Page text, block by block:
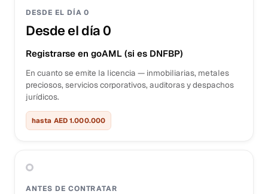
DESDE EL DÍA 0
Desde el día 0
Registrarse en goAML (si es DNFBP)
En cuanto se emite la licencia — inmobiliarias, metales
preciosos, servicios corporativos, auditoras y despachos
jurídicos.
hasta AED 1.000.000
ANTES DE CONTRATAR